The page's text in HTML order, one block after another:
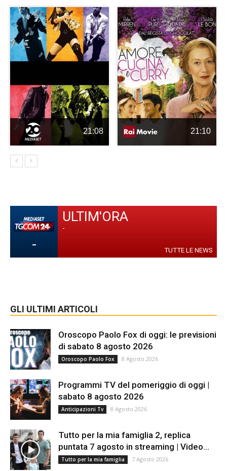
21:08 21:10
-
ULTIM'ORA
-
TUTTE LE NEWS
GLI ULTIMI ARTICOLI
Oroscopo Paolo Fox di oggi: le previsioni
di sabato 8 agosto 2026
Oroscopo Paolo Fox 8 Agosto 2026
Programmi TV del pomeriggio di oggi |
sabato 8 agosto 2026
Anticipazioni Tv 8 Agosto 2026
Tutto per la mia famiglia 2, replica
puntata 7 agosto in streaming | Video...
Tutto per la mia famiglia 7 Agosto 2026